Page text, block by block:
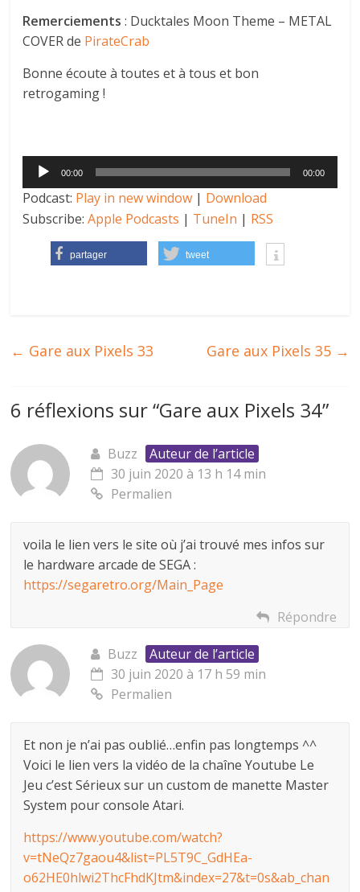
Remerciements : Ducktales Moon Theme – METAL
COVER de PirateCrab
Bonne écoute à toutes et à tous et bon
retrogaming !
Lecteur
audio
00:00 00:00
Podcast: Play in new window | Download
Subscribe:Apple Podcasts | TuneIn | RSS
partager tweet
← Gare aux Pixels 33 Gare aux Pixels 35 →
6 réflexions sur “Gare aux Pixels 34”
Buzz
Auteur de l’article
30 juin 2020 à 13 h 14 min
Permalien
voila le lien vers le site où j’ai trouvé mes infos sur
le hardware arcade de SEGA :
https://segaretro.org/Main_Page
Répondre
Buzz
Auteur de l’article
30 juin 2020 à 17 h 59 min
Permalien
Et non je n’ai pas oublié…enfin pas longtemps ^^
Voici le lien vers la vidéo de la chaîne Youtube Le
Jeu c’est Sérieux sur un custom de manette Master
System pour console Atari.
https://www.youtube.com/watch?
v=tNeQz7gaou4&list=PL5T9C_GdHEa-
o62HE0hlwi2ThcFhdKJtm&index=27&t=0s&ab_chan